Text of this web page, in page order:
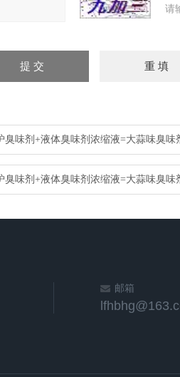
请
臭味剂+液体臭味剂浓缩液=大蒜味臭味
臭味剂+液体臭味剂浓缩液=大蒜味臭味
邮箱